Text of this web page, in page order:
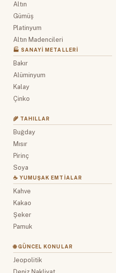
Altın
Gümüş
Platinyum
Altın Madencileri
🏭 SANAYI METALLERI
Bakır
Alüminyum
Kalay
Çinko
🌾 TAHILLAR
Buğday
Mısır
Pirinç
Soya
☕ YUMUŞAK EMTIALAR
Kahve
Kakao
Şeker
Pamuk
🌐 GÜNCEL KONULAR
Jeopolitik